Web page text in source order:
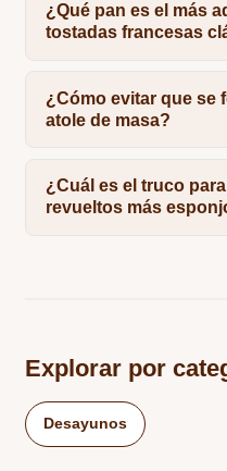
¿Qué pan es el más
tostadas francesas
¿Cómo evitar que se
atole de masa?
¿Cuál es el truco
revueltos más
Explorar por
Desayunos